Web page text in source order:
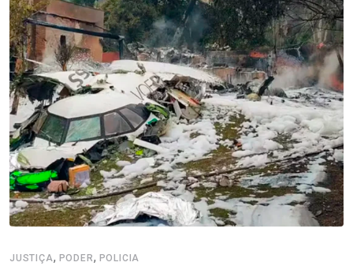
JUSTIÇA, PODER, POLICIA